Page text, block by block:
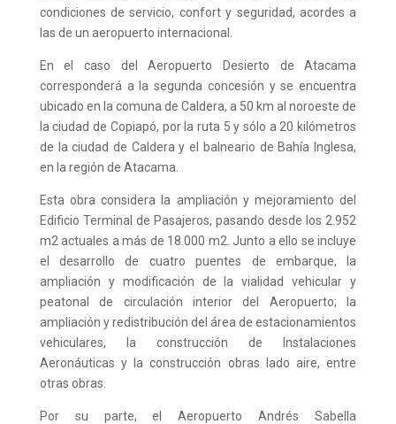
condiciones de servicio, confort y seguridad, acordes a
las de un aeropuerto internacional.
En el caso del Aeropuerto Desierto de Atacama
corresponderá a la segunda concesión y se encuentra
ubicado en la comuna de Caldera, a 50 km al noroeste de
la ciudad de Copiapó, por la ruta 5 y sólo a 20 kilómetros
de la ciudad de Caldera y el balneario de Bahía Inglesa,
en la región de Atacama.
Esta obra considera la ampliación y mejoramiento del
Edificio Terminal de Pasajeros, pasando desde los 2.952
m2 actuales a más de 18.000 m2. Junto a ello se incluye
el desarrollo de cuatro puentes de embarque, la
ampliación y modificación de la vialidad vehicular y
peatonal de circulación interior del Aeropuerto; la
ampliación y redistribución del área de estacionamientos
vehiculares, la construcción de Instalaciones
Aeronáuticas y la construcción obras lado aire, entre
otras obras.
Por su parte, el Aeropuerto Andrés Sabella